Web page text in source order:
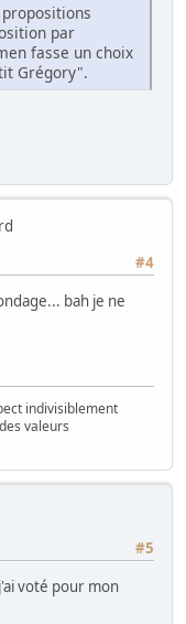
par
fasse un choix
Grégory".
#4
bah je ne
indivisiblement
valeurs
#5
voté pour mon